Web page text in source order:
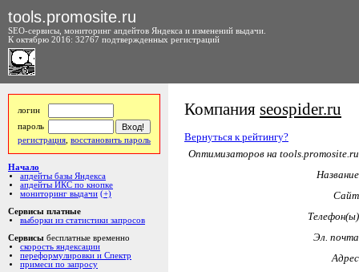
tools.promosite.ru
SEO-сервисы, мониторинг апдейтов Яндекса и изменений выдачи.
К октябрю 2016: 32767 подтвержденных регистраций
логин
пароль
регистрация восстановить пароль
Начало
апдейты базы Яндекса
апдейты ИКС по кнопке
мониторинг выдачи (+)
Сервисы платные
выборки из статистики запросов
Сервисы бесплатные временно
скорость яндексации
переформулировки и Спектр
примеси по запросу
Компания seospider.ru
Вернуться к рейтингу?
Оптимизаторов на tools.promosite.ru
Название
Сайт
Телефон(ы)
Эл. почта
Адрес